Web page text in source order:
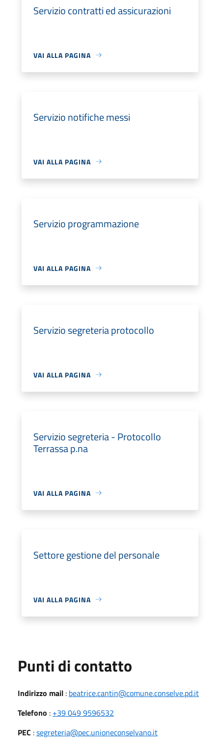
Servizio contratti ed assicurazioni
VAI ALLA PAGINA
Servizio notifiche messi
VAI ALLA PAGINA
Servizio programmazione
VAI ALLA PAGINA
Servizio segreteria protocollo
VAI ALLA PAGINA
Servizio segreteria - Protocollo
Terrassa p.na
VAI ALLA PAGINA
Settore gestione del personale
VAI ALLA PAGINA
Punti di contatto
Indirizzo mail : beatrice.cantin@comune.conselve.pd.it
Telefono : +39 049 9596532
PEC :segreteria@pec.unioneconselvano.it